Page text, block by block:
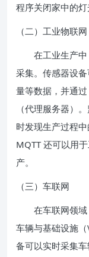
程序关闭家中的灯
（二）工业物联网
在工业生产中
采集。传感器设
量等数据，并通
（代理服务器）
时发现生产过程
MQTT 还可以用
产。
（三）车联网
在车联网领域
车辆与基础设施
备可以实时采集